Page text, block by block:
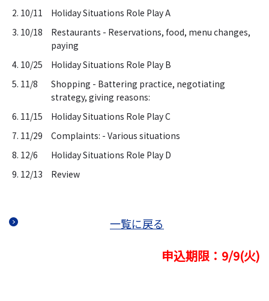
2. 10/11
Holiday Situations Role Play A
3. 10/18
Restaurants - Reservations, food, menu changes,
paying
4. 10/25
Holiday Situations Role Play B
5. 11/8
Shopping - Battering practice, negotiating
strategy, giving reasons:
6. 11/15
Holiday Situations Role Play C
7. 11/29
Complaints: - Various situations
8. 12/6
Holiday Situations Role Play D
9. 12/13
Review
一覧に戻る
申込期限：9/9(火)